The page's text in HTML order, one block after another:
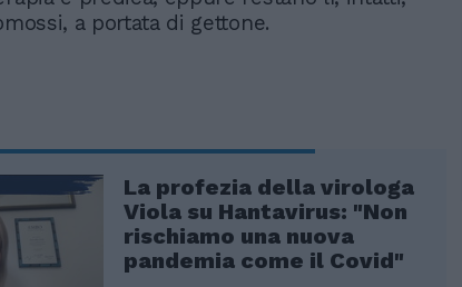
a portata di gettone.
La profezia della virologa
Viola su Hantavirus: "Non
rischiamo una nuova
pandemia come il Covid"